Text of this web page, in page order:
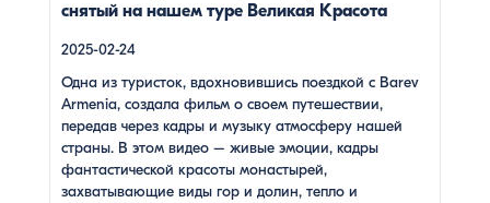
снятый на нашем туре Великая Красота
2025-02-24
Одна из туристок, вдохновившись поездкой с Barev
Armenia, создала фильм о своем путешествии,
передав через кадры и музыку атмосферу нашей
страны. В этом видео – живые эмоции, кадры
фантастической красоты монастырей,
захватывающие виды гор и долин, тепло и